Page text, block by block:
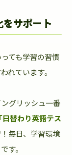
をサポート
ても学習の習慣
れています。
グリッシュ一番
「日替わり英語テス
毎日、学習環境
す。